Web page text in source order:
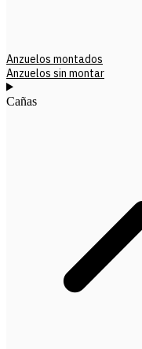
Anzuelos montados
Anzuelos sin montar
Cañas